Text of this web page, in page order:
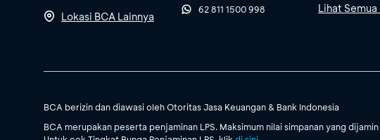
Lokasi BCA Lainnya
62 811 1500 998 Lihat
BCA berizin dan diawasi oleh Otoritas Jasa Keuangan & Bank Indonesia
BCA merupakan peserta penjaminan LPS. Maksimum nilai simpanan yang